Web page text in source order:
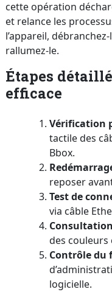
cette opération
et relance les
l’appareil,
rallumez-le.
Étapes
efficace
Vérification
tactile des
Bbox.
reposer
Test de
via câble
des couleurs
Contrôle du
logicielle.